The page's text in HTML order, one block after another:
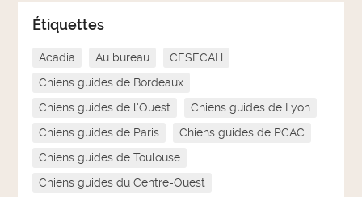
Étiquettes
Acadia Au bureau
CESECAH
Chiens guides de Bordeaux
Chiens guides de l'Ouest
Chiens guides de Lyon
Chiens guides de Paris
Chiens guides de PCAC
Chiens guides de Toulouse
Chiens guides du Centre-Ouest